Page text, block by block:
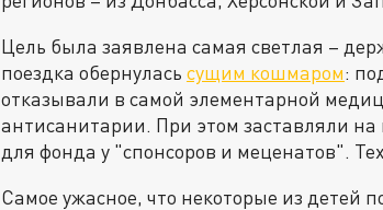
Цель была заявлена самая светлая –
поездка обернулась сущим кошмаром:
отказывали в самой элементарной
антисанитарии. При этом заставляли
для фонда у "спонсоров и меценатов".
Самое ужасное, что некоторые из детей